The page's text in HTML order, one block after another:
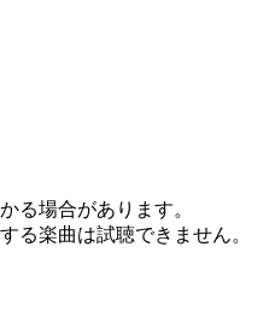
る場合があります。
る楽曲は試聴できません。